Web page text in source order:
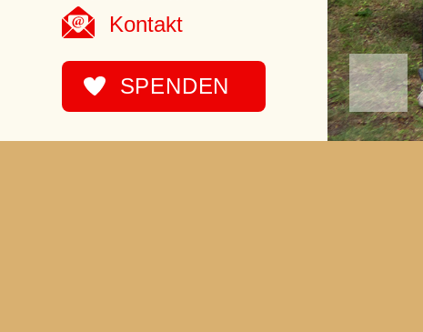
Kontakt
SPENDEN